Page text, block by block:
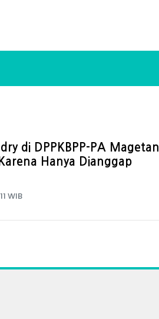
di DPPKBPP-PA Magetan,
Hanya Dianggap
WIB